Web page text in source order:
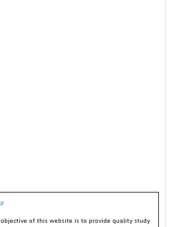
of this website is to provide quality study